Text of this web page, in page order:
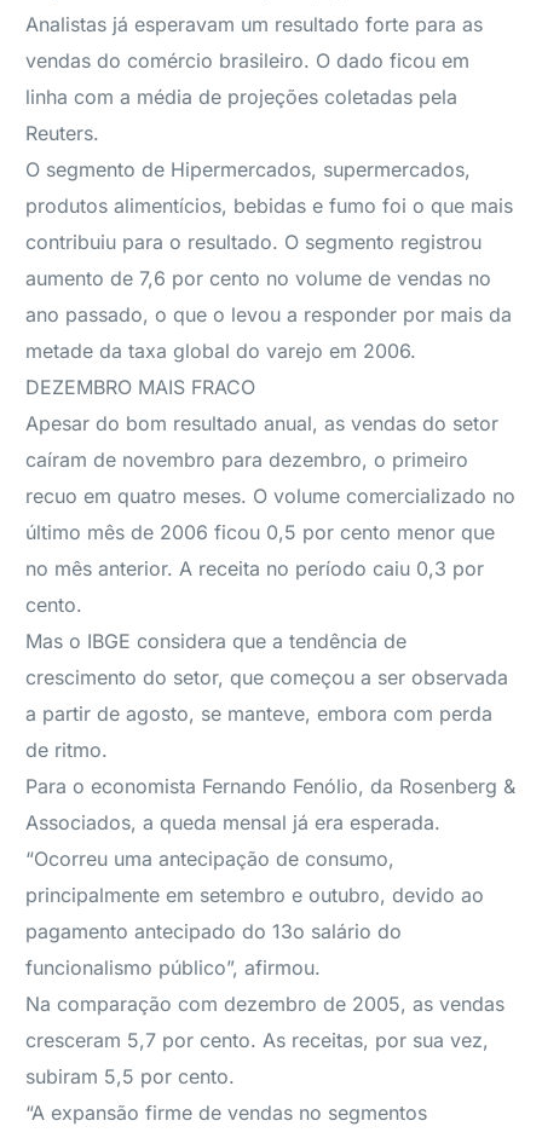
Analistas já esperavam um resultado forte para as
vendas do comércio brasileiro. O dado ficou em
linha com a média de projeções coletadas pela
Reuters.
O segmento de Hipermercados, supermercados,
produtos alimentícios, bebidas e fumo foi o que mais
contribuiu para o resultado. O segmento registrou
aumento de 7,6 por cento no volume de vendas no
ano passado, o que o levou a responder por mais da
metade da taxa global do varejo em 2006.
DEZEMBRO MAIS FRACO
Apesar do bom resultado anual, as vendas do setor
caíram de novembro para dezembro, o primeiro
recuo em quatro meses. O volume comercializado no
último mês de 2006 ficou 0,5 por cento menor que
no mês anterior. A receita no período caiu 0,3 por
cento.
Mas o IBGE considera que a tendência de
crescimento do setor, que começou a ser observada
a partir de agosto, se manteve, embora com perda
de ritmo.
Para o economista Fernando Fenólio, da Rosenberg &
Associados, a queda mensal já era esperada.
“Ocorreu uma antecipação de consumo,
principalmente em setembro e outubro, devido ao
pagamento antecipado do 13o salário do
funcionalismo público”, afirmou.
Na comparação com dezembro de 2005, as vendas
cresceram 5,7 por cento. As receitas, por sua vez,
subiram 5,5 por cento.
“A expansão firme de vendas no segmentos